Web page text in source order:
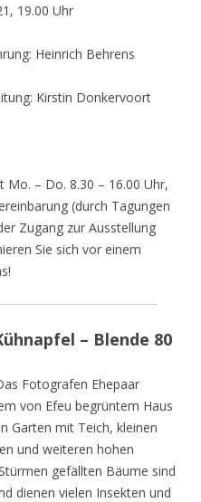
19.00 Uhr
Heinrich Behrens
Kirstin Donkervoort
Mo. – Do. 8.30 – 16.00 Uhr,
(durch Tagungen
Zugang zur Ausstellung
Sie sich vor einem
– Blende 80
Fotografen Ehepaar
von Efeu begrüntem Haus
Garten mit Teich, kleinen
und weiteren hohen
gefällten Bäume sind
dienen vielen Insekten und